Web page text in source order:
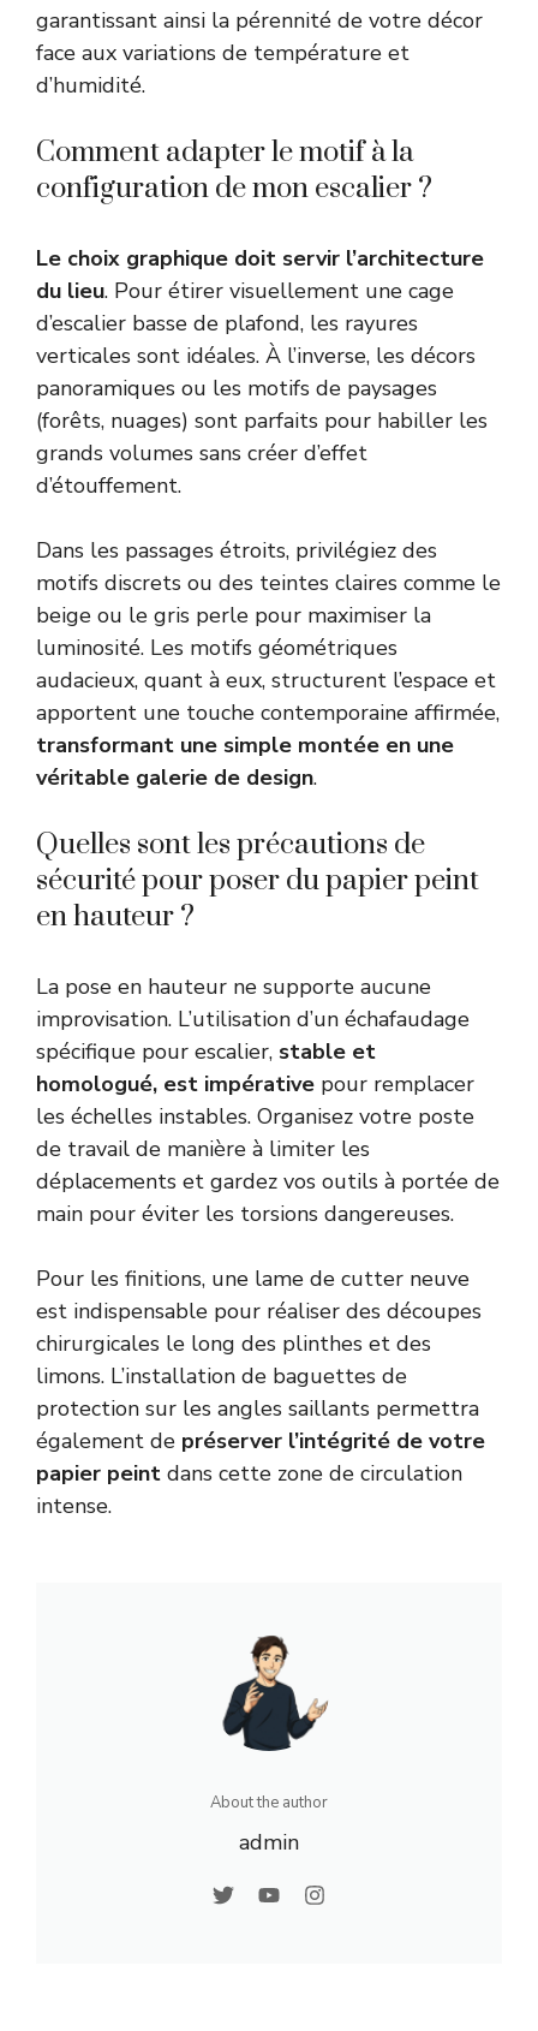
garantissant ainsi la pérennité de votre décor
face aux variations de température et
d’humidité.
Comment adapter le motif à la
configuration de mon escalier ?
Le choix graphique doit servir l’architecture
du lieu. Pour étirer visuellement une cage
d’escalier basse de plafond, les rayures
verticales sont idéales. À l’inverse, les décors
panoramiques ou les motifs de paysages
(forêts, nuages) sont parfaits pour habiller les
grands volumes sans créer d’effet
d’étouffement.
Dans les passages étroits, privilégiez des
motifs discrets ou des teintes claires comme le
beige ou le gris perle pour maximiser la
luminosité. Les motifs géométriques
audacieux, quant à eux, structurent l’espace et
apportent une touche contemporaine affirmée,
transformant une simple montée en une
véritable galerie de design.
Quelles sont les précautions de
sécurité pour poser du papier peint
en hauteur ?
La pose en hauteur ne supporte aucune
improvisation. L’utilisation d’un échafaudage
spécifique pour escalier, stable et
homologué, est impérative pour remplacer
les échelles instables. Organisez votre poste
de travail de manière à limiter les
déplacements et gardez vos outils à portée de
main pour éviter les torsions dangereuses.
Pour les finitions, une lame de cutter neuve
est indispensable pour réaliser des découpes
chirurgicales le long des plinthes et des
limons. L’installation de baguettes de
protection sur les angles saillants permettra
également de préserver l’intégrité de votre
papier peint dans cette zone de circulation
intense.
About the author
admin